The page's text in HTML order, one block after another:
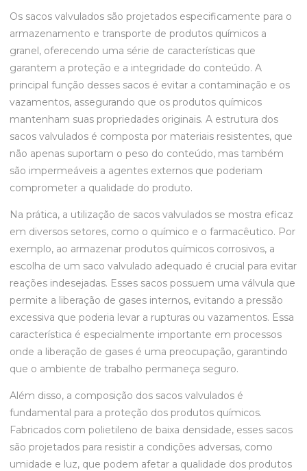
Os sacos valvulados são projetados especificamente para o
armazenamento e transporte de produtos químicos a
granel, oferecendo uma série de características que
garantem a proteção e a integridade do conteúdo. A
principal função desses sacos é evitar a contaminação e os
vazamentos, assegurando que os produtos químicos
mantenham suas propriedades originais. A estrutura dos
sacos valvulados é composta por materiais resistentes, que
não apenas suportam o peso do conteúdo, mas também
são impermeáveis a agentes externos que poderiam
comprometer a qualidade do produto.
Na prática, a utilização de sacos valvulados se mostra eficaz
em diversos setores, como o químico e o farmacêutico. Por
exemplo, ao armazenar produtos químicos corrosivos, a
escolha de um saco valvulado adequado é crucial para evitar
reações indesejadas. Esses sacos possuem uma válvula que
permite a liberação de gases internos, evitando a pressão
excessiva que poderia levar a rupturas ou vazamentos. Essa
característica é especialmente importante em processos
onde a liberação de gases é uma preocupação, garantindo
que o ambiente de trabalho permaneça seguro.
Além disso, a composição dos sacos valvulados é
fundamental para a proteção dos produtos químicos.
Fabricados com polietileno de baixa densidade, esses sacos
são projetados para resistir a condições adversas, como
umidade e luz, que podem afetar a qualidade dos produtos